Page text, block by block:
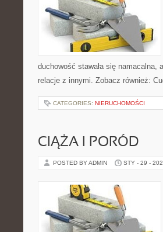
duchowość stawała się namacalna,
relacje z innymi. Zobacz również:
CATEGORIES: NIERUCHOMOŚCI
CIĄŻA I PORÓD
POSTED BY ADMIN STY - 29 -